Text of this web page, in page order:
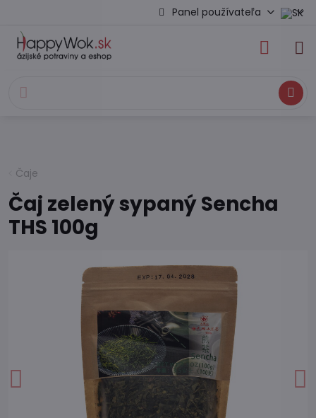
Panel používateľa
Hľadať
Čaje
Čaj zelený sypaný Sencha
THS 100g